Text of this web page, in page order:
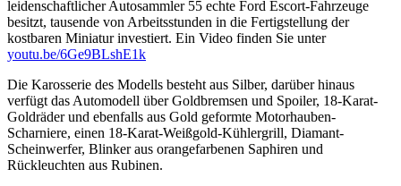
leidenschaftlicher Autosammler 55 echte Ford Escort-Fahrzeuge
besitzt, tausende von Arbeitsstunden in die Fertigstellung der
kostbaren Miniatur investiert. Ein Video finden Sie unter
youtu.be/6Ge9BLshE1k
Die Karosserie des Modells besteht aus Silber, darüber hinaus
verfügt das Automodell über Goldbremsen und Spoiler, 18-Karat-
Goldräder und ebenfalls aus Gold geformte Motorhauben-
Scharniere, einen 18-Karat-Weißgold-Kühlergrill, Diamant-
Scheinwerfer, Blinker aus orangefarbenen Saphiren und
Rückleuchten aus Rubinen.